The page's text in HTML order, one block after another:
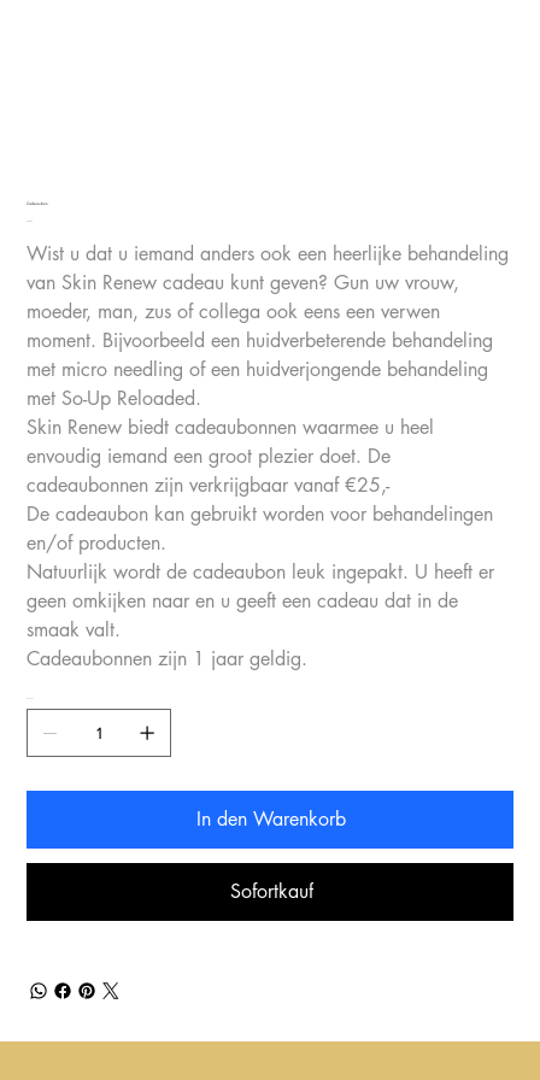
Cadeaubon
Wist u dat u iemand anders ook een heerlijke behandeling
van Skin Renew cadeau kunt geven? Gun uw vrouw,
moeder, man, zus of collega ook eens een verwen
moment. Bijvoorbeeld een huidverbeterende behandeling
met micro needling of een huidverjongende behandeling
met So-Up Reloaded.
Skin Renew biedt cadeaubonnen waarmee u heel
envoudig iemand een groot plezier doet. De
cadeaubonnen zijn verkrijgbaar vanaf €25,-
De cadeaubon kan gebruikt worden voor behandelingen
en/of producten.
Natuurlijk wordt de cadeaubon leuk ingepakt. U heeft er
geen omkijken naar en u geeft een cadeau dat in de
smaak valt.
Cadeaubonnen zijn 1 jaar geldig.
In den Warenkorb
Sofortkauf